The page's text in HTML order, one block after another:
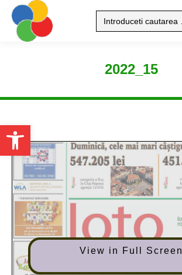
Open toolbar
Search:
2022_15
View in Full Screen